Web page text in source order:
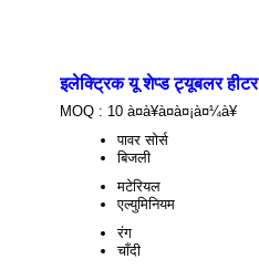
इलेक्ट्रिक यू शेप्ड ट्यूबलर हीटर
MOQ : 10 à¤à¥à¤à¤¡à¤¼à¥
पावर सोर्स
बिजली
मटेरियल
एल्युमिनियम
रंग
चाँदी